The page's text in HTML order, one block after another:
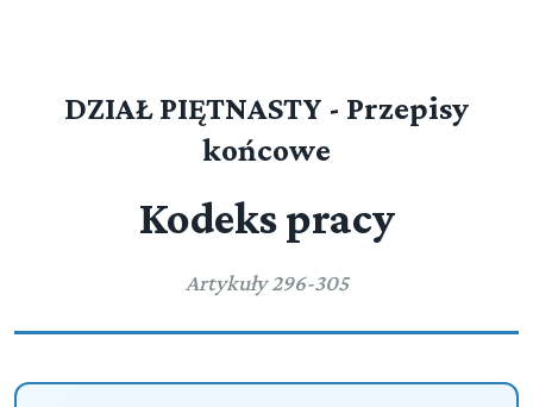
DZIAŁ PIĘTNASTY - Przepisy
końcowe
Kodeks pracy
Artykuły 296-305